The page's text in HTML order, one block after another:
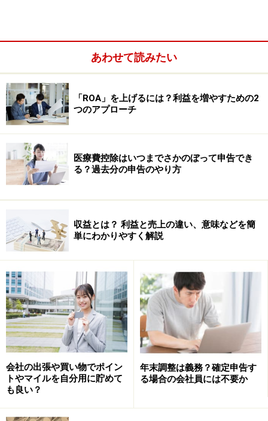
あわせて読みたい
「ROA」を上げるには？利益を増やすための2
つのアプローチ
医療費控除はいつまでさかのぼって申告でき
る？過去分の申告のやり方
収益とは？ 利益と売上の違い、意味などを簡
単にわかりやすく解説
会社の出張や買い物でポイン
トやマイルを自分用に貯めて
も良い？
年末調整は義務？確定申告す
る場合の会社員には不要か